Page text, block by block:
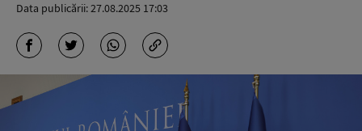
Data publicării:27.08.2025 17:03